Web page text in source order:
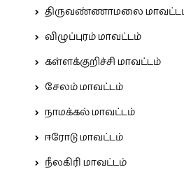
திருவண்ணாமலை
விழுப்புரம் மாவட்டம்
கள்ளக்குறிச்சி மாவட்டம்
சேலம் மாவட்டம்
நாமக்கல் மாவட்டம்
ஈரோடு மாவட்டம்
நீலகிரி மாவட்டம்